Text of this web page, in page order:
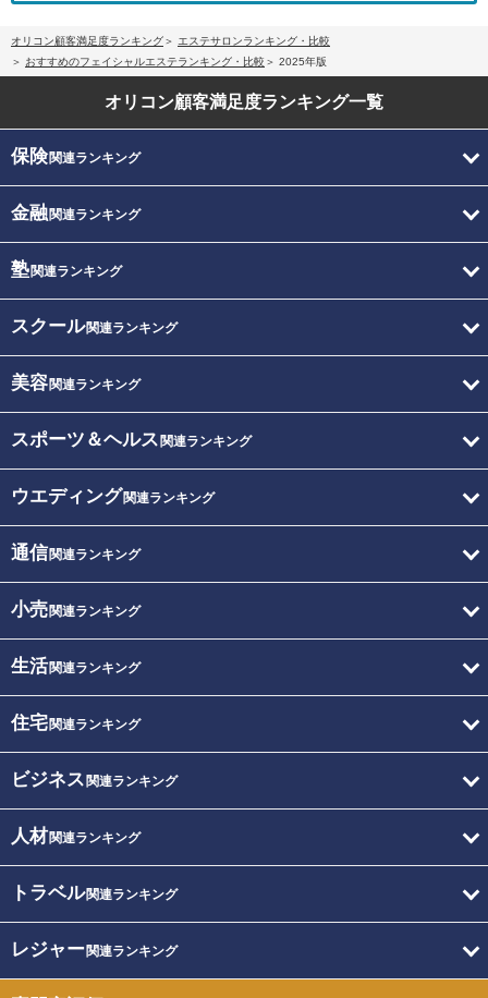
オリコン顧客満足度ランキング
エステサロンランキング・比較
おすすめのフェイシャルエステランキング・比較
2025年版
オリコン顧客満足度ランキング一覧
保険関連ランキング
金融関連ランキング
塾関連ランキング
スクール関連ランキング
美容関連ランキング
スポーツ＆ヘルス 関連ランキング
ウエディング関連ランキング
通信関連ランキング
小売関連ランキング
生活関連ランキング
住宅関連ランキング
ビジネス 関連ランキング
人材関連ランキング
トラベル関連ランキング
レジャー関連ランキング